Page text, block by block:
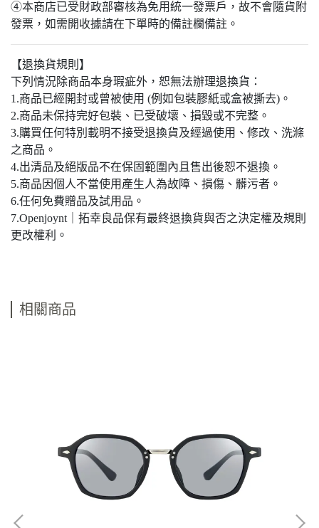
④本商店已受財政部審核為免用統一發票戶，故不會隨貨附
發票，如需開收據請在下單時的備註欄備註。
【退換貨規則】
下列情況除商品本身瑕疵外，恕無法辦理退換貨：
1.商品已經開封或曾被使用 (例如包裝膠紙或盒被撕去)。
2.商品未保持完好包裝、已受破壞、損毀或不完整。
3.購買任何特別載明不接受退換貨及經過使用、修改、洗滌
之商品。
4.出清品及絕版品不在保固範圍內且售出後恕不退換。
5.商品因個人不當使用產生人為故障、損傷、髒污者。
6.任何免費贈品及試用品。
7.Openjoynt｜拓幸良品保有最終退換貨與否之決定權及規則
更改權利。
相關商品